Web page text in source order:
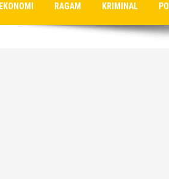
EKONOMI RAGAM KRIMINAL